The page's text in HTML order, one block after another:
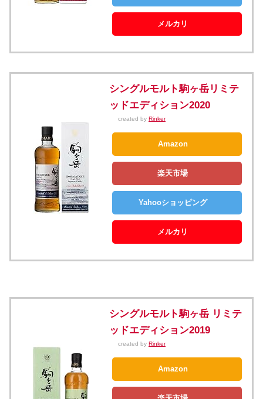
メルカリ
シングルモルト駒ヶ岳リミテ
ッドエディション2020
created by Rinker
Amazon
楽天市場
Yahooショッピング
メルカリ
シングルモルト駒ヶ岳 リミテ
ッドエディション2019
created by Rinker
Amazon